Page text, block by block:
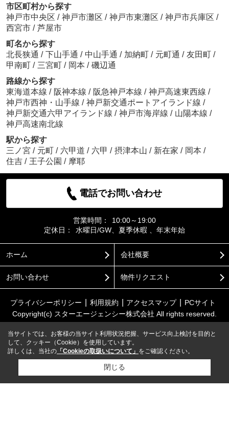
市区町村から探す
神戸市中央区 / 神戸市灘区 / 神戸市東灘区 / 神戸市兵庫区 /
西宮市 / 芦屋市
町名から探す
北長狭通 / 下山手通 / 中山手通 / 加納町 / 元町通 / 友田町 /
甲南町 / 三宮町 / 岡本 / 磯辺通
路線から探す
東海道本線 / 阪神本線 / 阪急神戸本線 / 神戸高速東西線 /
神戸市西神・山手線 / 神戸新交通ポートアイランド線 /
神戸新交通六甲アイランド線 / 神戸市海岸線 / 山陽本線 /
神戸高速南北線
駅から探す
三ノ宮 / 元町 / 六甲道 / 六甲 / 摂津本山 / 新在家 / 岡本 /
住吉 / 王子公園 / 摩耶
電話でお問い合わせ
営業時間：
10:00～19:00
定休日：
水曜日/GW、夏季休暇 、年末年始
ホーム 会社概要
お問い合わせ 物件リクエスト
プライバシーポリシー 利用規約 アクセスマップ
PCサイト
Copyright(c) スターエージェンシー株式会社 All rights reserved.
当サイトでは、お客様の当サイト利用状況把握、サービス向上検討を目的と
して、クッキー（Cookie）を使用しています。
詳しくは、当社の 「Cookieの取扱いについて」 をご確認ください。
閉じる